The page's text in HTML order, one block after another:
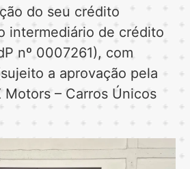
do seu crédito
intermediário de crédito
nº 0007261), com
a aprovação pela
Motors – Carros Únicos